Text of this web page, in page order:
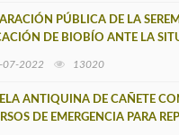
PÚBLICA DE LA
DE BIOBÍO ANTE LA
07-2022 13020
ANTIQUINA DE CAÑETE
DE EMERGENCIA PARA